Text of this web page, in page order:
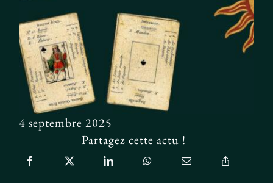
4 septembre 2025
Partagez cette actu !